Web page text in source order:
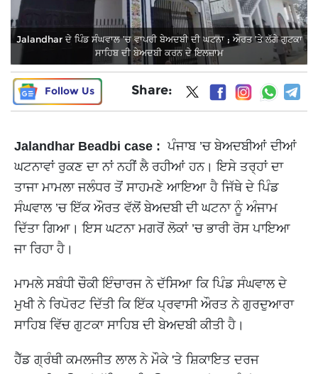
Jalandhar ਦੇ ਪਿੰਡ ਸੰਘਵਾਲ ’ਚ ਵਾਪਰੀ ਬੇਅਦਬੀ ਦੀ ਘਟਨਾ ; ਔਰਤ ’ਤੇ ਲੱਗੇ ਗੁਟਕਾ
ਸਾਹਿਬ ਦੀ ਬੇਅਦਬੀ ਕਰਨ ਦੇ ਇਲਜ਼ਾਮ
Follow Us Share:
Jalandhar Beadbi case : ਪੰਜਾਬ ’ਚ ਬੇਅਦਬੀਆਂ ਦੀਆਂ
ਘਟਨਾਵਾਂ ਰੁਕਣ ਦਾ ਨਾਂ ਨਹੀਂ ਲੈ ਰਹੀਆਂ ਹਨ। ਇਸੇ ਤਰ੍ਹਾਂ ਦਾ
ਤਾਜਾ ਮਾਮਲਾ ਜਲੰਧਰ ਤੋਂ ਸਾਹਮਣੇ ਆਇਆ ਹੈ ਜਿੱਥੇ ਦੇ ਪਿੰਡ
ਸੰਘਵਾਲ ’ਚ ਇੱਕ ਔਰਤ ਵੱਲੋਂ ਬੇਅਦਬੀ ਦੀ ਘਟਨਾ ਨੂੰ ਅੰਜਾਮ
ਦਿੱਤਾ ਗਿਆ। ਇਸ ਘਟਨਾ ਮਗਰੋਂ ਲੋਕਾਂ ’ਚ ਭਾਰੀ ਰੋਸ ਪਾਇਆ
ਜਾ ਰਿਹਾ ਹੈ।
ਮਾਮਲੇ ਸਬੰਧੀ ਚੌਕੀ ਇੰਚਾਰਜ ਨੇ ਦੱਸਿਆ ਕਿ ਪਿੰਡ ਸੰਘਵਾਲ ਦੇ
ਮੁਖੀ ਨੇ ਰਿਪੋਰਟ ਦਿੱਤੀ ਕਿ ਇੱਕ ਪ੍ਰਵਾਸੀ ਔਰਤ ਨੇ ਗੁਰਦੁਆਰਾ
ਸਾਹਿਬ ਵਿੱਚ ਗੁਟਕਾ ਸਾਹਿਬ ਦੀ ਬੇਅਦਬੀ ਕੀਤੀ ਹੈ।
ਹੈੱਡ ਗ੍ਰੰਥੀ ਕਮਲਜੀਤ ਲਾਲ ਨੇ ਮੌਕੇ 'ਤੇ ਸ਼ਿਕਾਇਤ ਦਰਜ